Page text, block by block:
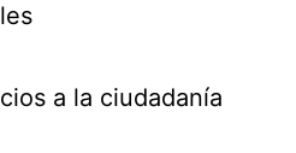
a la ciudadanía